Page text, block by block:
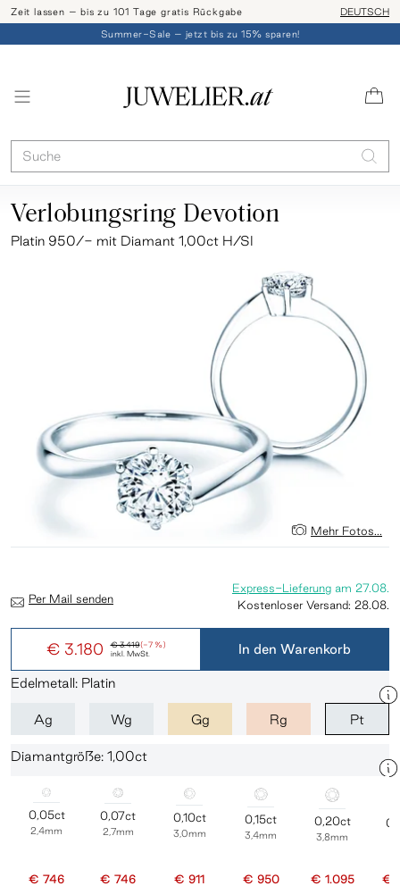
Zeit lassen – bis zu 101 Tage gratis Rückgabe Ringgröße
DEUTSCH
Summer-Sale – jetzt bis zu 15% sparen!
Verlobungsring Devotion
Platin 950/- mit Diamant 1,00ct H/SI
Mehr Fotos...
€ 3.419(-7 %)
€ 3.180 inkl. MwSt.
Express-Lieferung am 27.08.
Kostenloser Versand: 28.08.
Per Mail senden
In den Warenkorb
Edelmetall: Platin
Ag Wg Gg Rg Pt
Diamantgröße: 1,00ct
0,05ct
2,4mm
€ 746
0,07ct
2,7mm
€ 746
0,10ct
3,0mm
€ 911
0,15ct
3,4mm
€ 950
0,20ct
3,8mm
€ 1.095 €